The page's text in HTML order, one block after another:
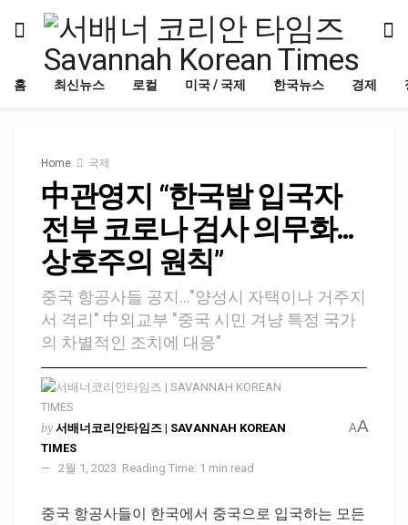
홈 최신뉴스 로컬 미국 / 국제 한국뉴스 경제
Home 국제
中관영지 “한국발 입국자
전부 코로나 검사 의무화…
상호주의 원칙”
중국 항공사들 공지…"양성시 자택이나 거주지
서 격리" 中외교부 "중국 시민 겨냥 특정 국가
의 차별적인 조치에 대응"
by 서배너코리안타임즈 | SAVANNAH KOREAN
TIMES
2월 1, 2023 Reading Time: 1 min read
AA
중국 항공사들이 한국에서 중국으로 입국하는 모든